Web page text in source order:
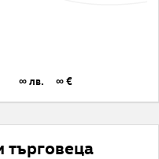
∞ лв. ∞ €
търговеца